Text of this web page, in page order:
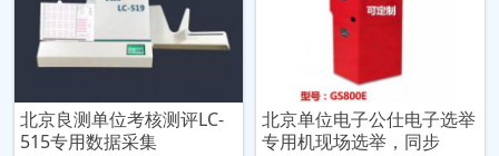
北京良测单位考核测评LC-
515专用数据采集
北京单位电子公仕电子选举
专用机现场选举，同步